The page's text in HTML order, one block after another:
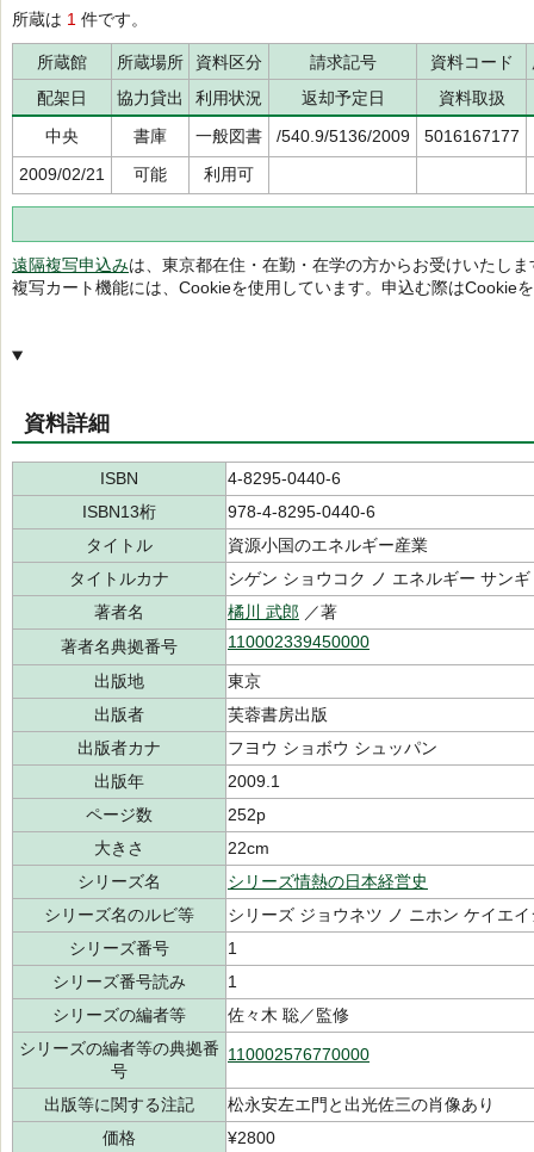
所蔵は 1 件です。
所蔵館 所蔵場所 資料区分 請求記号 資料コード
配架日
協力貸出 利用状況 返却予定日
資料取扱
中央
書庫 一般図書 /540.9/5136/2009
5016167177
2009/02/21
可能 利用可
遠隔複写申込みは、東京都在住・在勤・在学の方からお受けいたしま
複写カート機能には、Cookieを使用しています。申込む際はCookie
資料詳細
ISBN
4-8295-0440-6
ISBN13桁
978-4-8295-0440-6
タイトル
資源小国のエネルギー産業
タイトルカナ
シゲン ショウコク ノ エネルギー サンギ
著者名
橘川 武郎 ／著
著者名典拠番号
110002339450000
出版地
東京
出版者
芙蓉書房出版
出版者カナ
フヨウ ショボウ シュッパン
出版年
2009.1
ページ数
252p
大きさ
22cm
シリーズ名
シリーズ情熱の日本経営史
シリーズ名のルビ等
シリーズ ジョウネツ ノ ニホン ケイエイ
シリーズ番号
1
シリーズ番号読み
1
シリーズの編者等
佐々木 聡／監修
シリーズの編者等の典拠番
号
110002576770000
出版等に関する注記
松永安左エ門と出光佐三の肖像あり
価格
¥2800